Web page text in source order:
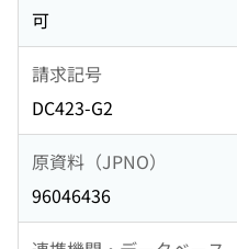
可
請求記号
DC423-G2
原資料（JPNO）
96046436